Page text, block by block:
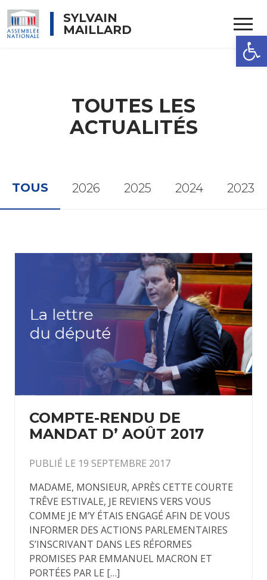
SYLVAIN
MAILLARD
TOUTES LES
ACTUALITÉS
TOUS 2026 2025 2024 2023
COMPTE-RENDU DE
MANDAT D’ AOÛT 2017
PUBLIÉ LE 19 SEPTEMBRE 2017
MADAME, MONSIEUR, APRÈS CETTE COURTE
TRÊVE ESTIVALE, JE REVIENS VERS VOUS
COMME JE M’Y ÉTAIS ENGAGÉ AFIN DE VOUS
INFORMER DES ACTIONS PARLEMENTAIRES
S’INSCRIVANT DANS LES RÉFORMES
PROMISES PAR EMMANUEL MACRON ET
PORTÉES PAR LE […]